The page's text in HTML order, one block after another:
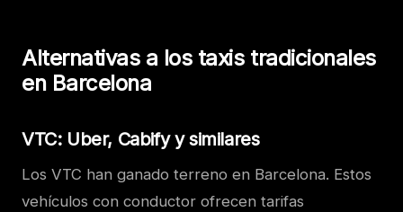
Alternativas a los taxis tradicionales
en Barcelona
VTC: Uber, Cabify y similares
Los VTC han ganado terreno en Barcelona. Estos
vehículos con conductor ofrecen tarifas